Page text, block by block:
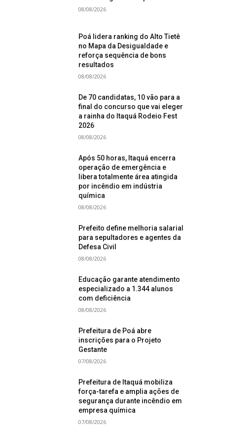
08/08/2026
Poá lidera ranking do Alto Tietê
no Mapa da Desigualdade e
reforça sequência de bons
resultados
08/08/2026
De 70 candidatas, 10 vão para a
final do concurso que vai eleger
a rainha do Itaquá Rodeio Fest
2026
08/08/2026
Após 50 horas, Itaquá encerra
operação de emergência e
libera totalmente área atingida
por incêndio em indústria
química
08/08/2026
Prefeito define melhoria salarial
para sepultadores e agentes da
Defesa Civil
08/08/2026
Educação garante atendimento
especializado a 1.344 alunos
com deficiência
08/08/2026
Prefeitura de Poá abre
inscrições para o Projeto
Gestante
07/08/2026
Prefeitura de Itaquá mobiliza
força-tarefa e amplia ações de
segurança durante incêndio em
empresa química
07/08/2026